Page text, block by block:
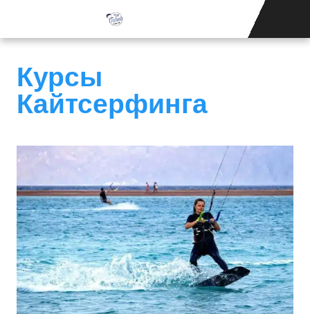
Курсы
Кайтсерфинга